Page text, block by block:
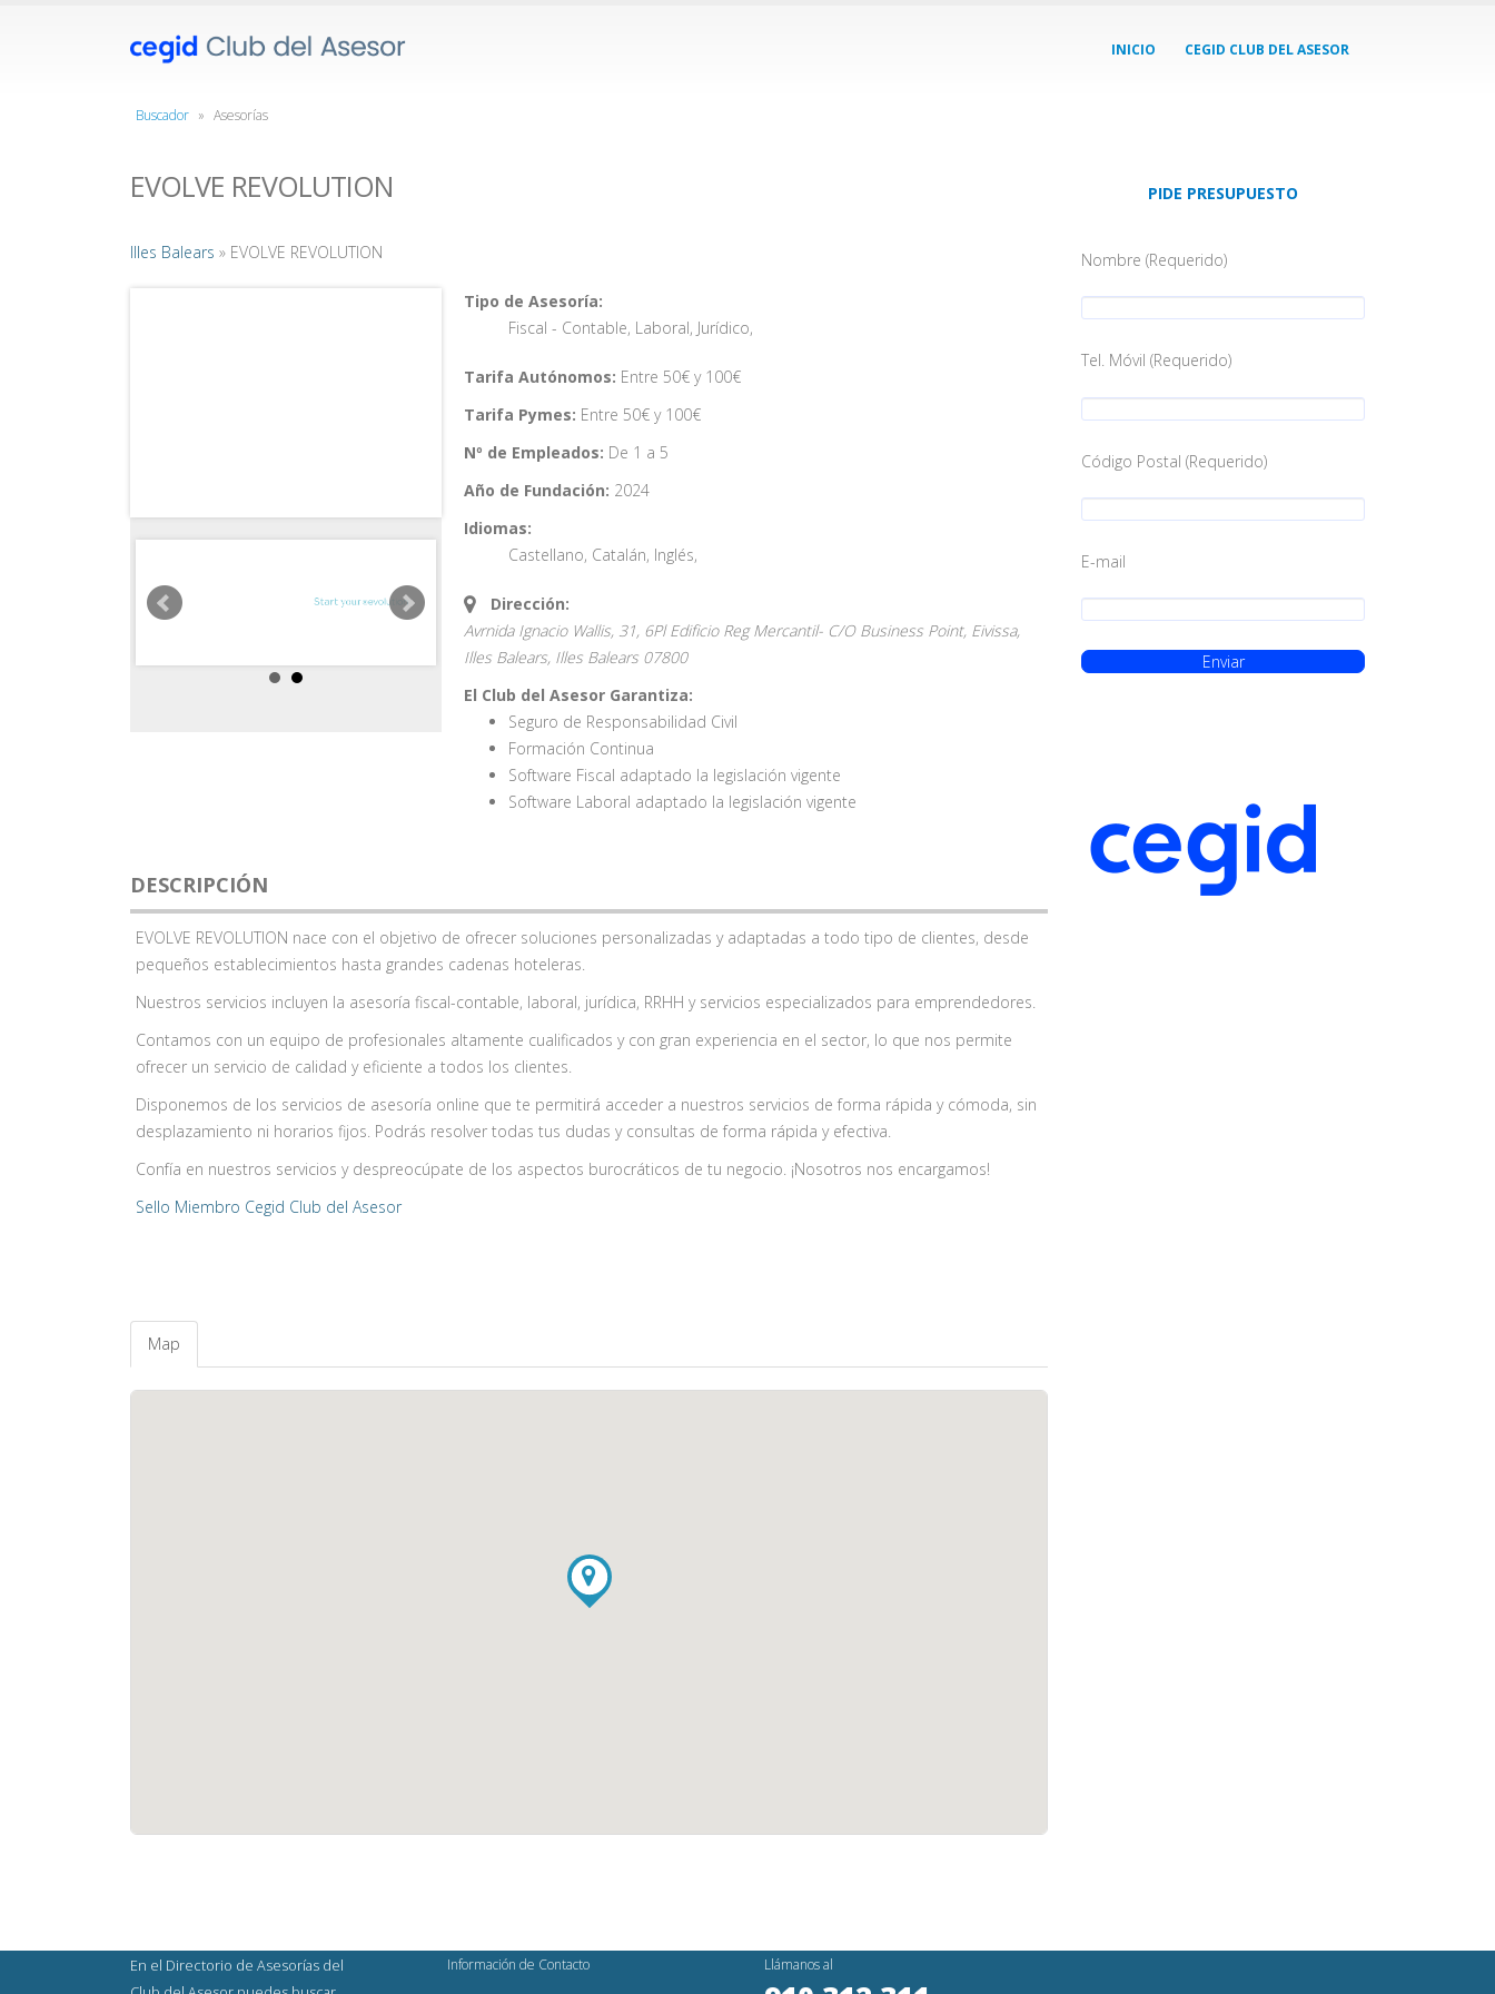
INICIO CEGID CLUB DEL ASESOR
Buscador » Asesorías
EVOLVE REVOLUTION
Illes Balears » EVOLVE REVOLUTION
Tipo de Asesoría:
Fiscal - Contable, Laboral, Jurídico,
Tarifa Autónomos: Entre 50€ y 100€
Tarifa Pymes: Entre 50€ y 100€
Nº de Empleados: De 1 a 5
Año de Fundación: 2024
Idiomas:
Castellano, Catalán, Inglés,
Dirección:
Avrnida Ignacio Wallis, 31, 6Pl Edificio Reg Mercantil- C/O Business Point, Eivissa,
Illes Balears, Illes Balears 07800
El Club del Asesor Garantiza:
Seguro de Responsabilidad Civil
Formación Continua
Software Fiscal adaptado la legislación vigente
Software Laboral adaptado la legislación vigente
DESCRIPCIÓN
EVOLVE REVOLUTION nace con el objetivo de ofrecer soluciones personalizadas y adaptadas a todo tipo de clientes, desde
pequeños establecimientos hasta grandes cadenas hoteleras.
Nuestros servicios incluyen la asesoría fiscal-contable, laboral, jurídica, RRHH y servicios especializados para emprendedores.
Contamos con un equipo de profesionales altamente cualificados y con gran experiencia en el sector, lo que nos permite
ofrecer un servicio de calidad y eficiente a todos los clientes.
Disponemos de los servicios de asesoría online que te permitirá acceder a nuestros servicios de forma rápida y cómoda, sin
desplazamiento ni horarios fijos. Podrás resolver todas tus dudas y consultas de forma rápida y efectiva.
Confía en nuestros servicios y despreocúpate de los aspectos burocráticos de tu negocio. ¡Nosotros nos encargamos!
Sello Miembro Cegid Club del Asesor
Map
PIDE PRESUPUESTO
Nombre (Requerido)
Tel. Móvil (Requerido)
Código Postal (Requerido)
E-mail
En el Directorio de Asesorías del
Información de Contacto Llámanos al